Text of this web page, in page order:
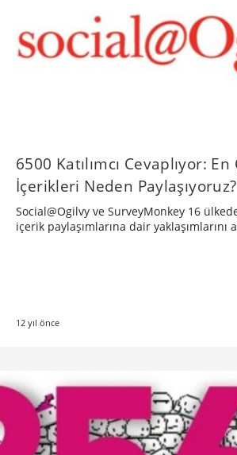
6500 Katılımcı Cevaplıyor:
İçerikleri Neden Paylaşıyoruz?
Social@Ogilvy ve SurveyMonkey 16
içerik paylaşımlarına dair yaklaşımlarını
12 yıl önce